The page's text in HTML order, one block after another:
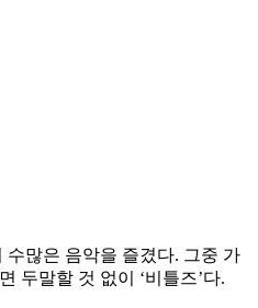
많은 음악을 즐겼다. 그중 가
두말할 것 없이 ‘비틀즈’다.